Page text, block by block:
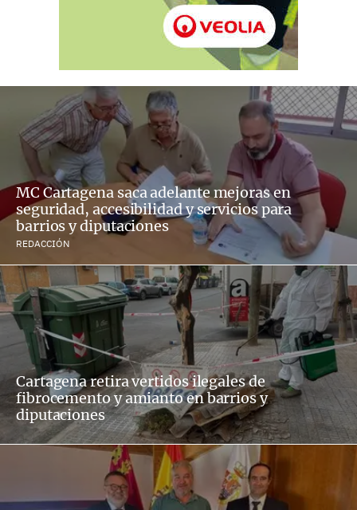
MC Cartagena saca adelante mejoras en
seguridad, accesibilidad y servicios para
barrios y diputaciones
REDACCIÓN
Cartagena retira vertidos ilegales de
fibrocemento y amianto en barrios y
diputaciones